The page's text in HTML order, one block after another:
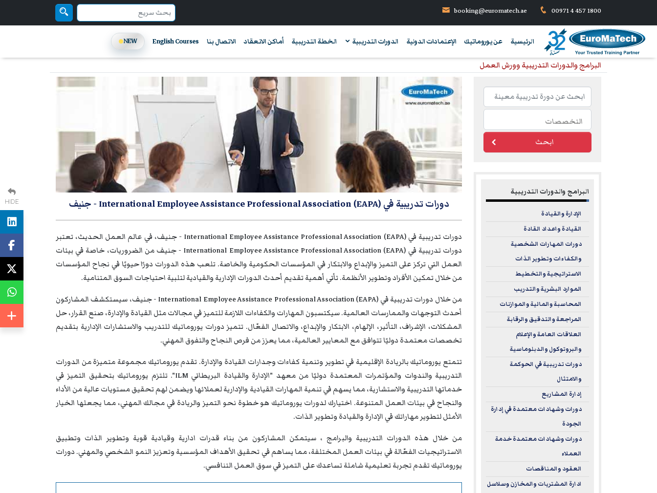
00971 4 457 1800
booking@euromatech.ae
الرئيسية عن يوروماتيك الإعتمادات الدولية الدورات التدريبية الخطة التدريبية أماكن الانعقاد الاتصال بنا English Courses
NEW
البرامج والدورات التدريبية وورش العمل
دورات تدريبية في International Employee Assistance Professional Association (EAPA) - جنيف
دورات تدريبية في International Employee Assistance Professional Association (EAPA) - جنيف، في عالم العمل الحديث، تعتبر
دورات تدريبية في International Employee Assistance Professional Association (EAPA) - جنيف من الضروريات، خاصة في بيئات
العمل التي تركز على التميز والإبداع والابتكار في المؤسسات الحكومية والخاصة. تلعب هذه الدورات دورًا حيويًا في نجاح المؤسسات
من خلال تمكين الأفراد وتطوير الأنظمة. تأتي أهمية تقديم أحدث الدورات الإدارية والقيادية لتلبية احتياجات السوق المتنامية.
من خلال دورات تدريبية في International Employee Assistance Professional Association (EAPA) - جنيف، سيستكشف المشاركون
أحدث التوجهات والممارسات العالمية. سيكتسبون المهارات والكفاءات اللازمة للتميز في مجالات مثل القيادة والإدارة، صنع القرار، حل
المشكلات، الإشراف، التأثير، الإلهام، الابتكار والإبداع، والاتصال الفعّال. تتميز دورات يوروماتيك للتدريب والاستشارات الإدارية بتقديم
تخصصات معتمدة دوليًا تتوافق مع المعايير العالمية، مما يعزز من فرص النجاح والتفوق المهني.
تتمتع يوروماتيك بالريادة الإقليمية في تطوير وتنمية كفاءات وجدارات القيادة والإدارة. تقدم يوروماتيك مجموعة متميزة من الدورات
التدريبية والندوات والمؤتمرات المعتمدة دوليًا من معهد "الإدارة والقيادة البريطاني ILM". تلتزم يوروماتيك بتحقيق التميز في
خدماتها التدريبية والاستشارية، مما يسهم في تنمية المهارات القيادية والإدارية لعملائها ويضمن لهم تحقيق مستويات عالية من الأداء
والنجاح في بيئات العمل المتنوعة. اختيارك لدورات يوروماتيك هو خطوة نحو التميز والريادة في مجالك المهني، مما يجعلها الخيار
الأمثل لتطوير مهاراتك في الإدارة والقيادة وتطوير الذات.
من خلال هذه الدورات التدريبية والبرامج ، سيتمكن المشاركون من بناء قدرات ادارية وقيادية قوية وتطوير الذات وتطبيق
الاستراتيجيات الفعّالة في بيئات العمل المختلفة، مما يساهم في تحقيق الأهداف المؤسسية وتعزيز النمو الشخصي والمهني. دورات
يوروماتيك تقدم تجربة تعليمية شاملة تساعدك على التميز في سوق العمل التنافسي.
ابحث
البرامج والدورات التدريبية
الإدارة والقيادة
القيادة واعداد القادة
دورات المهارات الشخصية
والكفاءات وتطوير الذات
الاستراتيجية والتخطيط
الموارد البشرية والتدريب
المحاسبة والمالية والموازنات
المراجعة والتدقيق والرقابة
العلاقات العامة والإعلام
والبروتوكول والدبلوماسية
دورات تدريبية في الحوكمة
والامتثال
إدارة المشاريع
دورات وشهادات معتمدة في إدارة
الجودة
دورات وشهادات معتمدة خدمة
العملاء
العقود والمناقصات
ادارة المشتريات والمخازن وسلاسل
HIDE